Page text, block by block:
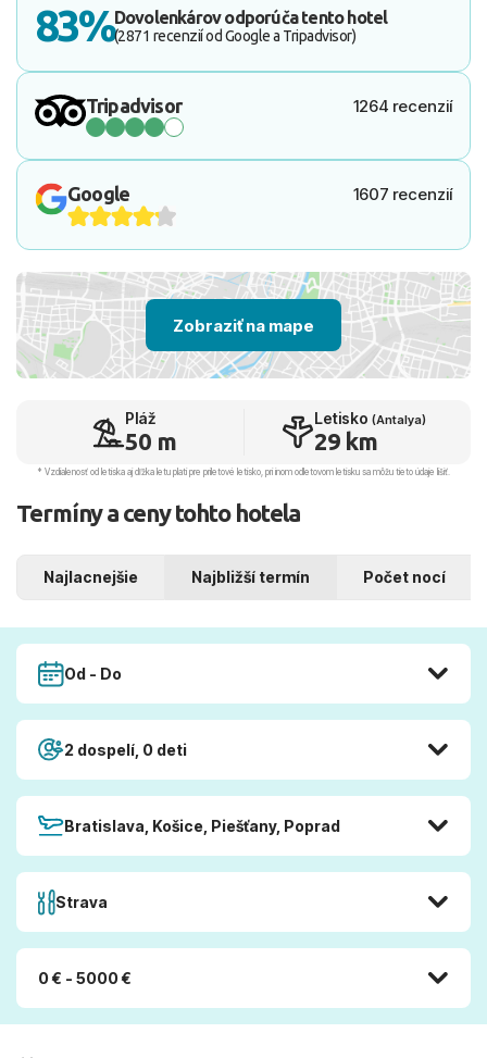
83%Dovolenkárov odporúča tento hotel
(2871 recenzií od Google a Tripadvisor)
Tripadvisor 1264 recenzií
Google 1607 recenzií
Zobraziť na mape
Pláž
50 m
Letisko (Antalya)
29 km
* Vzdialenosť od letiska aj dľžka letu platí pre príletové letisko, pri inom odletovom letisku sa môžu tieto údaje líšiť.
Termíny a ceny tohto hotela
Najlacnejšie Najbližší termín Počet nocí
Od - Do
2 dospelí, 0 deti
Bratislava, Košice, Piešťany, Poprad
Strava
0 € - 5000 €